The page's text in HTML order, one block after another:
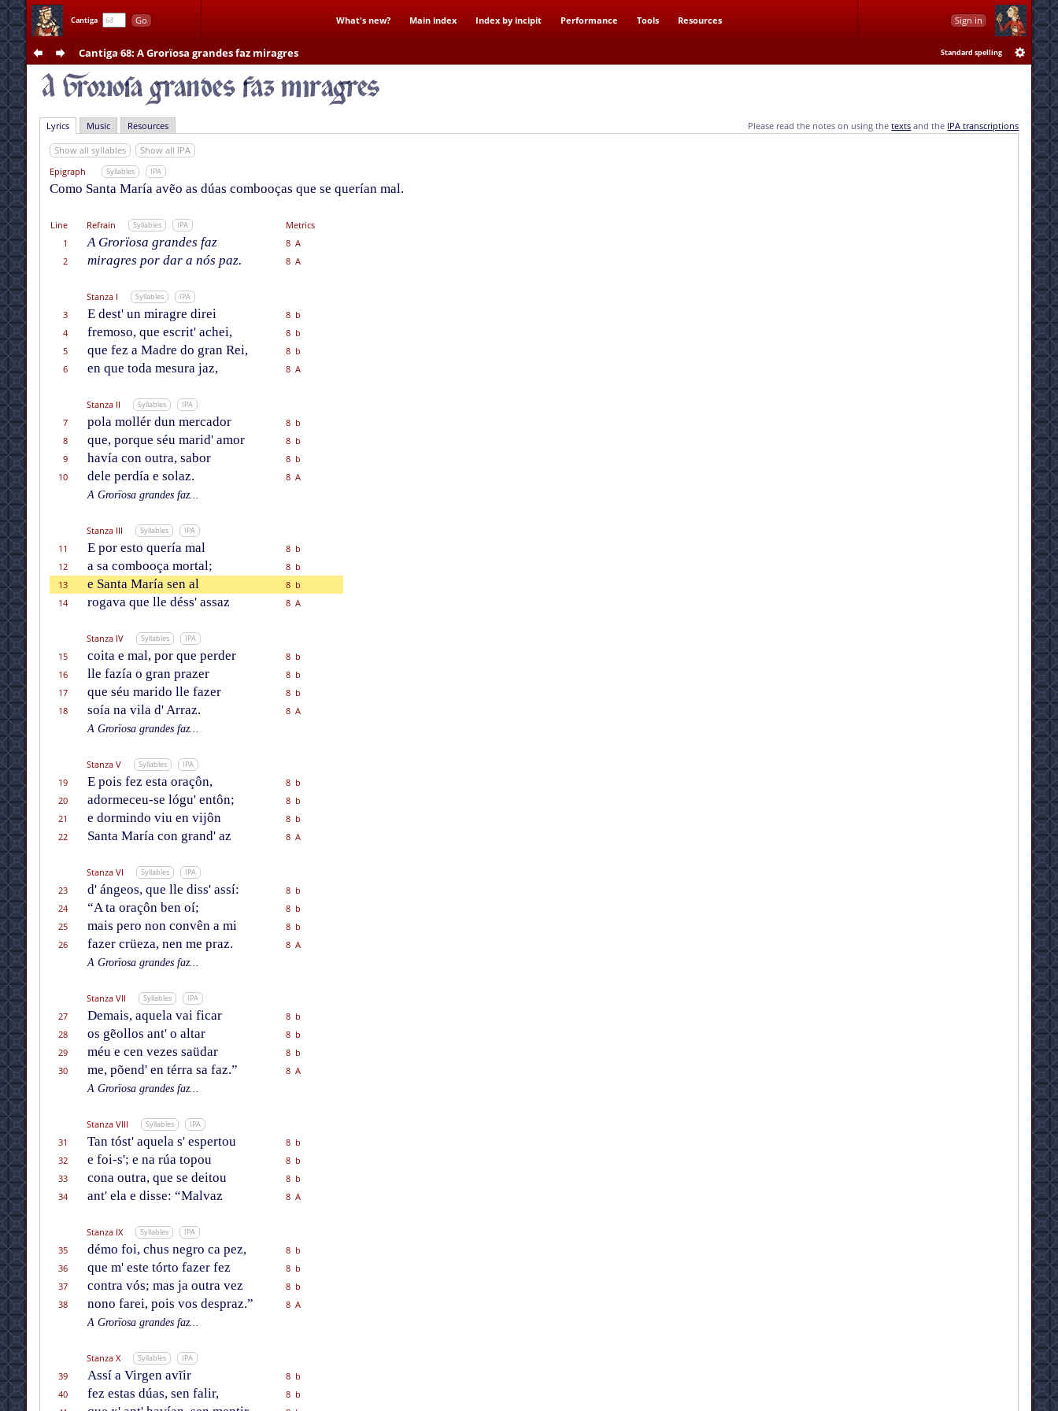
Cantiga Go What's new? Main index Index by incipit Performance Tools Resources Sign in
Cantiga 68: A Grorïosa grandes faz miragres Standard spelling
Lyrics Music Resources Please read the notes on using thetexts and the IPA transcriptions
Show all syllables
Show all IPA
Epigraph
Syllables IPA
Como Santa María avẽo as dúas combooças que se querían mal.
Line Refrain Syllables IPA
Metrics
1
A Grorïosa grandes faz
8 A
2
miragres por dar a nós paz. 8 A
Stanza I Syllables IPA
3 E dest' un miragre direi
8 b
4
fremoso, que escrit' achei,
8 b
5
que fez a Madre do gran Rei,
8 b
6
en que toda mesura jaz, 8 A
Stanza II Syllables IPA
7 pola mollér dun mercador
8 b
8
que, porque séu marid' amor
8 b
9
havía con outra, sabor
8 b
10
dele perdía e solaz.
8 A
A Grorïosa grandes faz...
Stanza III Syllables IPA
11 E por esto quería mal
8 b
12
a sa combooça mortal;
8 b
13
e Santa María sen al
8 b
14
rogava que lle déss' assaz 8 A
Stanza IV Syllables IPA
15 coita e mal, por que perder
8 b
16
lle fazía o gran prazer
8 b
17
que séu marido lle fazer
8 b
18
soía na vila d' Arraz.
8 A
A Grorïosa grandes faz...
Stanza V Syllables IPA
19 E pois fez esta oraçôn,
8 b
20
adormeceu-se lógu' entôn;
8 b
21
e dormindo viu en vijôn
8 b
22
Santa María con grand' az 8 A
Stanza VI Syllables IPA
23 d' ángeos, que lle diss' assí:
8 b
24
“A ta oraçôn ben oí;
8 b
25
mais pero non convên a mi
8 b
26
fazer crüeza, nen me praz.
8 A
A Grorïosa grandes faz...
Stanza VII Syllables IPA
27 Demais, aquela vai ficar
8 b
28
os gẽollos ant' o altar
8 b
29
méu e cen vezes saüdar
8 b
30
me, põend' en térra sa faz.”
8 A
A Grorïosa grandes faz...
Stanza VIII Syllables IPA
31 Tan tóst' aquela s' espertou
8 b
32
e foi-s'; e na rúa topou
8 b
33
cona outra, que se deitou
8 b
34
ant' ela e disse: “Malvaz 8 A
Stanza IX Syllables IPA
35 démo foi, chus negro ca pez,
8 b
36
que m' este tórto fazer fez
8 b
37
contra vós; mas ja outra vez
8 b
38
nono farei, pois vos despraz.”
8 A
A Grorïosa grandes faz...
Stanza X Syllables IPA
39 Assí a Virgen avĩir
8 b
40
fez estas dúas, sen falir,
8 b